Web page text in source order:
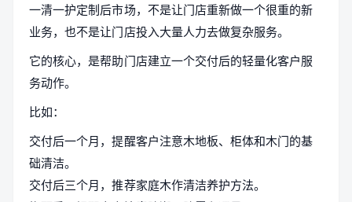
一清一护定制后市场，不是让门店重新做一个很重的新
业务，也不是让门店投入大量人力去做复杂服务。
它的核心，是帮助门店建立一个交付后的轻量化客户服
务动作。
比如：
交付后一个月，提醒客户注意木地板、柜体和木门的基
础清洁。
交付后三个月，推荐家庭木作清洁养护方法。